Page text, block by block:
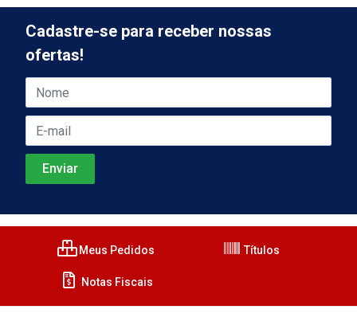
Cadastre-se para receber nossas
ofertas!
Meus Pedidos Títulos
Notas Fiscais